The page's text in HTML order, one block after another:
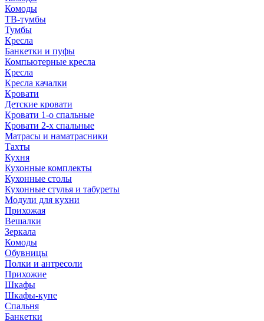
Комоды
ТВ-тумбы
Тумбы
Кресла
Банкетки и пуфы
Компьютерные кресла
Кресла
Кресла качалки
Кровати
Детские кровати
Кровати 1-о спальные
Кровати 2-х спальные
Матрасы и наматрасники
Тахты
Кухня
Кухонные комплекты
Кухонные столы
Кухонные стулья и табуреты
Модули для кухни
Прихожая
Вешалки
Зеркала
Комоды
Обувницы
Полки и антресоли
Прихожие
Шкафы
Шкафы-купе
Спальня
Банкетки